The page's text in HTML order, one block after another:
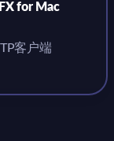
for Mac
客户端